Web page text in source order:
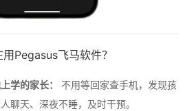
用Pegasus飞马软件？
学的家长：
不用等回家查手机，发现孩
聊天、深夜不睡，及时干预。